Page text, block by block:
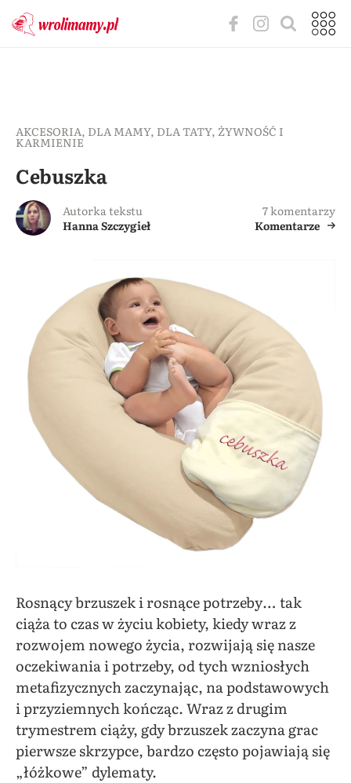
AKCESORIA, DLA MAMY, DLA TATY, ŻYWNOŚĆ I
KARMIENIE
Cebuszka
Autorka tekstu
Hanna Szczygieł
7 komentarzy
Komentarze
Rosnący brzuszek i rosnące potrzeby… tak
ciąża to czas w życiu kobiety, kiedy wraz z
rozwojem nowego życia, rozwijają się nasze
oczekiwania i potrzeby, od tych wzniosłych
metafizycznych zaczynając, na podstawowych
i przyziemnych kończąc. Wraz z drugim
trymestrem ciąży, gdy brzuszek zaczyna grac
pierwsze skrzypce, bardzo często pojawiają się
„łóżkowe” dylematy.